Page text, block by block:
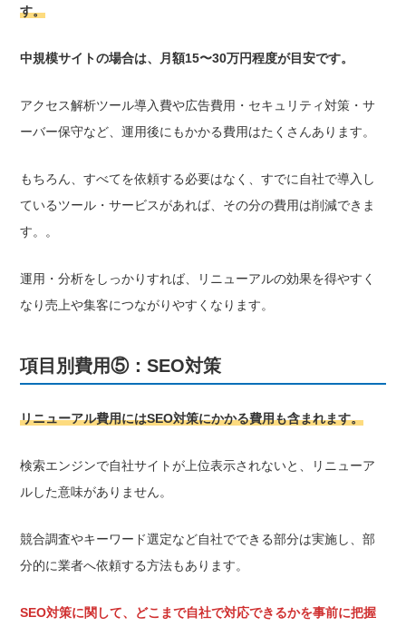
す。
中規模サイトの場合は、月額15〜30万円程度が目安です。
アクセス解析ツール導入費や広告費用・セキュリティ対策・サ
ーバー保守など、運用後にもかかる費用はたくさんあります。
もちろん、すべてを依頼する必要はなく、すでに自社で導入し
ているツール・サービスがあれば、その分の費用は削減できま
す。。
運用・分析をしっかりすれば、リニューアルの効果を得やすく
なり売上や集客につながりやすくなります。
項目別費用⑤：SEO対策
リニューアル費用にはSEO対策にかかる費用も含まれます。
検索エンジンで自社サイトが上位表示されないと、リニューア
ルした意味がありません。
競合調査やキーワード選定など自社でできる部分は実施し、部
分的に業者へ依頼する方法もあります。
SEO対策に関して、どこまで自社で対応できるかを事前に把握